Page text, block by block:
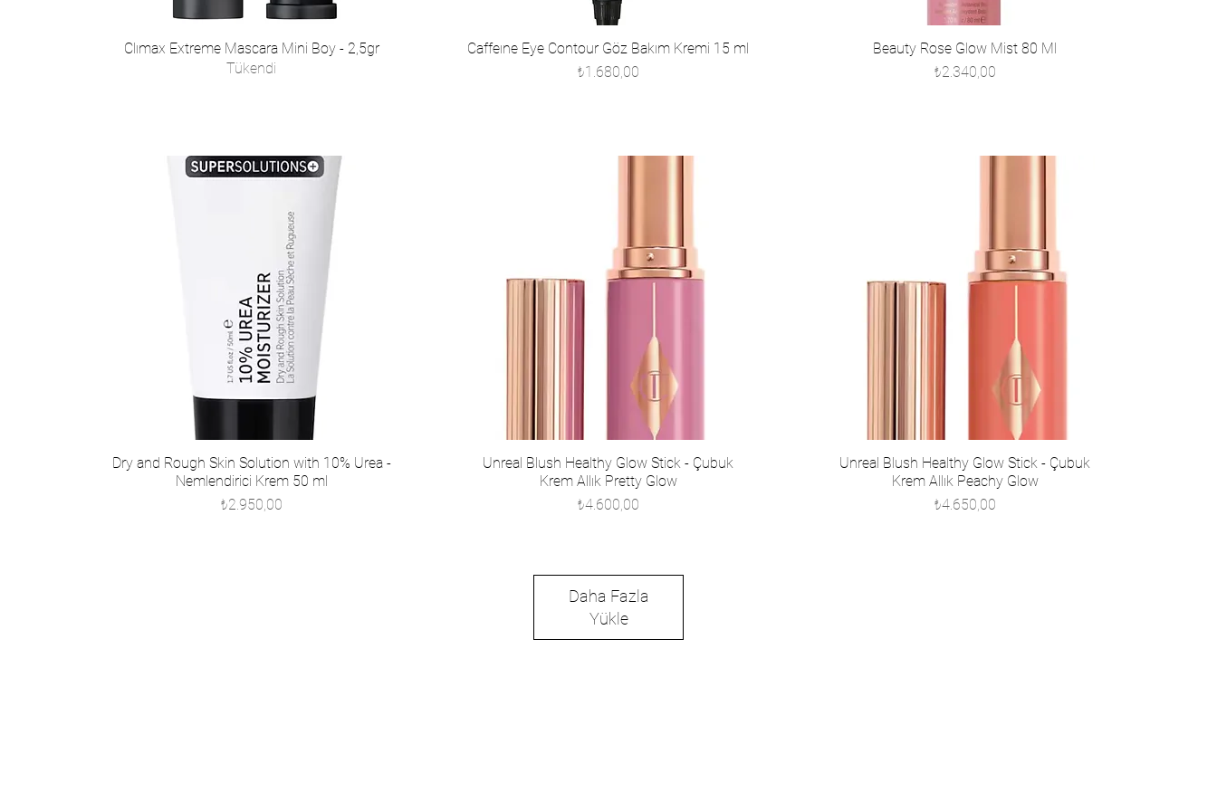
Clımax Extreme Mascara Mini Boy - 2,5gr
Tükendi
Caffeıne Eye Contour Göz Bakım Kremi 15 ml
Fiyat
₺1.680,00
Beauty Rose Glow Mist 80 Ml
Fiyat
₺2.340,00
Dry and Rough Skin Solution with 10% Urea -
Nemlendirici Krem 50 ml
Fiyat
₺2.950,00
Unreal Blush Healthy Glow Stick - Çubuk
Krem Allık Pretty Glow
Fiyat
₺4.600,00
Unreal Blush Healthy Glow Stick - Çubuk
Krem Allık Peachy Glow
Fiyat
₺4.650,00
Daha Fazla
Yükle